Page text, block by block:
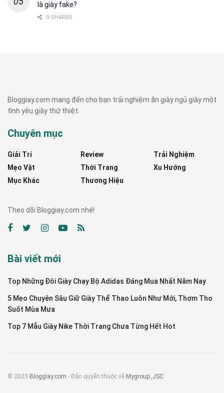
là giày fake?
0 SHARES
Bloggiay.com mang đến cho bạn trải nghiệm ăn giày ngủ giày một
tình yêu giày thứ thiệt.
Chuyên mục
Giải Trí
Mẹo Vặt
Mục Khác
Review
Thời Trang
Thương Hiệu
Trải Nghiệm
Xu Hướng
Theo dõi Bloggiay.com nhé!
Bài viết mới
Top Những Đôi Giày Chạy Bộ Adidas Đáng Mua Nhất Năm Nay
5 Mẹo Chuyên Sâu Giữ Giày Thể Thao Luôn Như Mới, Thơm Tho
Suốt Mùa Mưa
Top 7 Mẫu Giày Nike Thời Trang Chưa Từng Hết Hot
© 2023 Bloggiay.com - Bản quyền thuộc về Mygroup.,JSC.